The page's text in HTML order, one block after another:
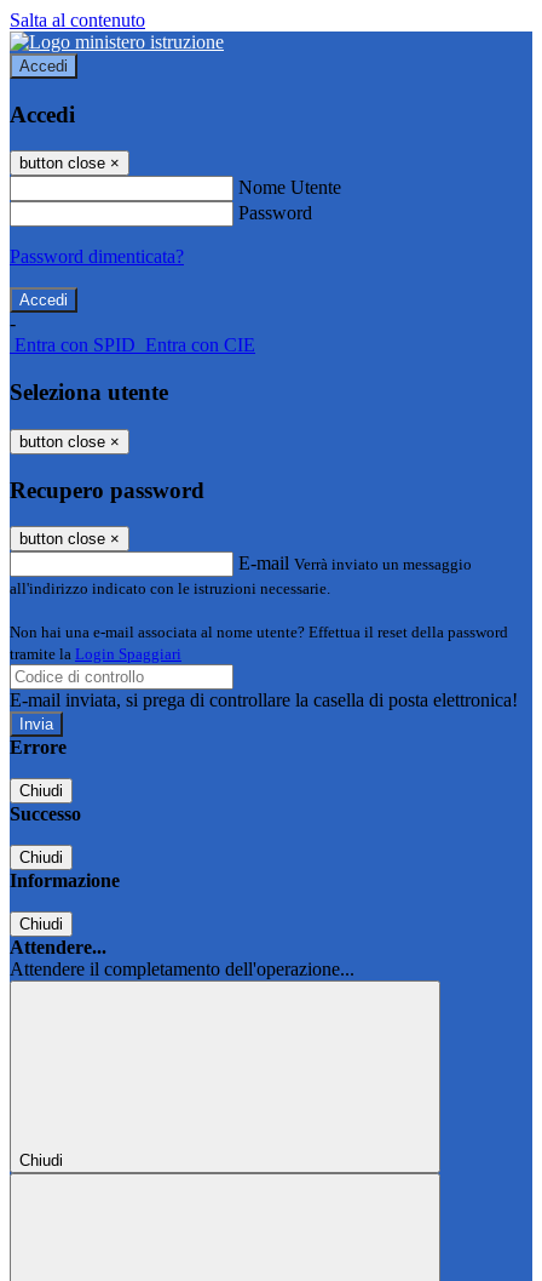
Salta al contenuto
Accedi
Accedi
button close ×
Nome Utente
Password
Password dimenticata?
-
Entra con SPID Entra con CIE
Seleziona utente
button close ×
Recupero password
button close ×
E-mail Verrà inviato un messaggio
all'indirizzo indicato con le istruzioni necessarie.
Non hai una e-mail associata al nome utente? Effettua il reset della password
tramite la Login Spaggiari
E-mail inviata, si prega di controllare la casella di posta elettronica!
Errore
Chiudi
Successo
Chiudi
Informazione
Chiudi
Attendere...
Attendere il completamento dell'operazione...
Chiudi